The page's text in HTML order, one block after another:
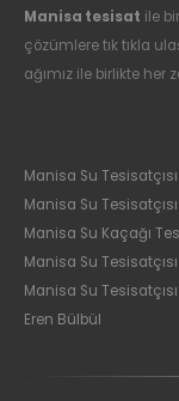
Manisa tesisat ile
çözümlere tık tıkla
ağımız ile birlikte her
Manisa Su Tesisatçısı
Manisa Su Tesisatçısı
Manisa Su Kaçağı
Manisa Su Tesisatçısı
Manisa Su Tesisatçısı
Eren Bülbül